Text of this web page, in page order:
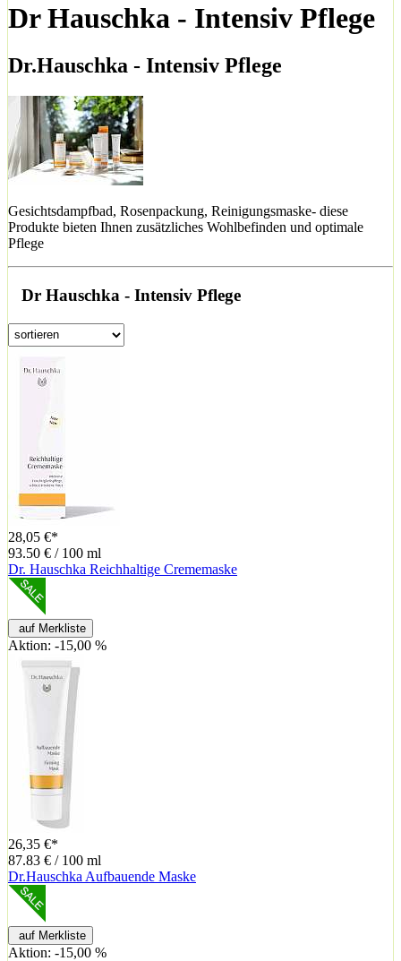
Dr Hauschka - Intensiv Pflege
Dr.Hauschka - Intensiv Pflege
Gesichtsdampfbad, Rosenpackung, Reinigungsmaske- diese
Produkte bieten Ihnen zusätzliches Wohlbefinden und optimale
Pflege
Dr Hauschka - Intensiv Pflege
28,05 €*
93.50 € / 100 ml
Dr. Hauschka Reichhaltige Crememaske
auf Merkliste
Aktion: -15,00 %
26,35 €*
87.83 € / 100 ml
Dr.Hauschka Aufbauende Maske
auf Merkliste
Aktion: -15,00 %